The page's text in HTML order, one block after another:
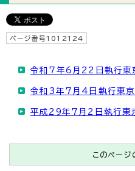
ページ番号1012124
令和7年6月22日執行東
令和3年7月4日執行東京
平成29年7月2日執行東
このページ